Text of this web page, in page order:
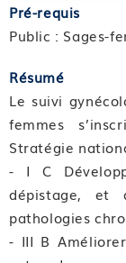
Pré-requis
Public : Sages-
Résumé
Le suivi
femmes
Stratégie
- I C
dépistage, et
pathologies
- III B